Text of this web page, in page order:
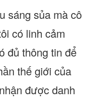
sáng sủa mà cô
có linh cảm
đủ thông tin để
thế giới của
được danh